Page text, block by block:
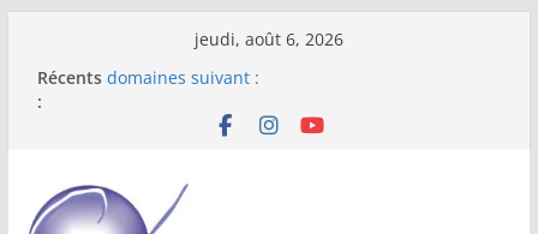
jeudi, août 6, 2026
Récents
:
Star Light Event est spécialisé dans les
NOUVEAU : Location Lumiere Noire
réveillons
Star Light Event